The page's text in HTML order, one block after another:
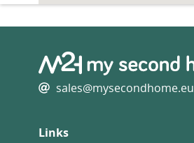
sales@mysecondhome.eu
Links